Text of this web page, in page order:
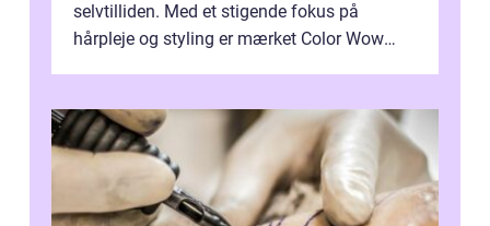
selvtilliden. Med et stigende fokus på
hårpleje og styling er mærket Color Wow